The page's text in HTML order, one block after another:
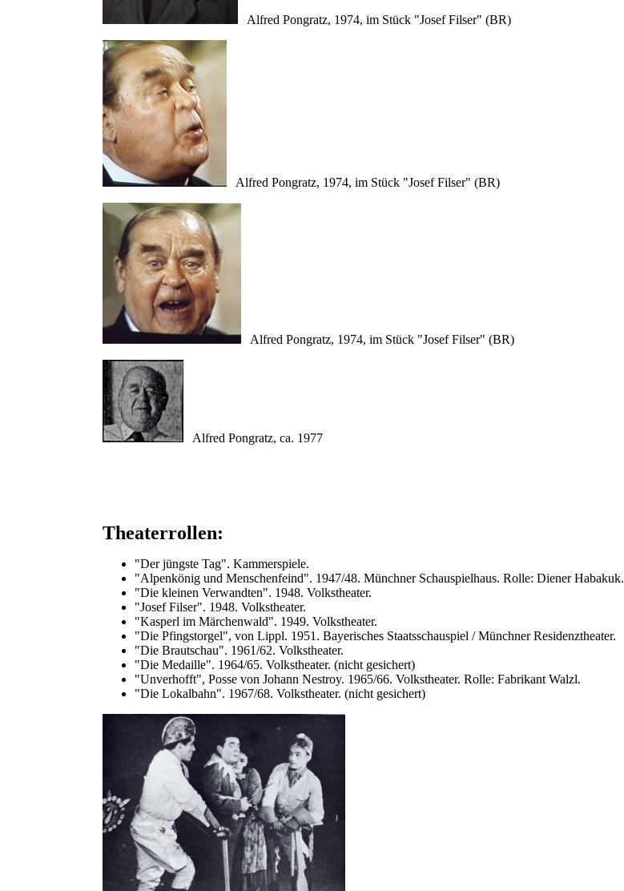
Alfred Pongratz, 1974, im Stück "Josef Filser" (BR)
Alfred Pongratz, 1974, im Stück "Josef Filser" (BR)
Alfred Pongratz, 1974, im Stück "Josef Filser" (BR)
Alfred Pongratz, ca. 1977
Theaterrollen:
"Der jüngste Tag". Kammerspiele.
"Alpenkönig und Menschenfeind". 1947/48. Münchner Schauspielhaus. Rolle: Diener Habakuk.
"Die kleinen Verwandten". 1948. Volkstheater.
"Josef Filser". 1948. Volkstheater.
"Kasperl im Märchenwald". 1949. Volkstheater.
"Die Pfingstorgel", von Lippl. 1951. Bayerisches Staatsschauspiel / Münchner Residenztheater.
"Die Brautschau". 1961/62. Volkstheater.
"Die Medaille". 1964/65. Volkstheater. (nicht gesichert)
"Unverhofft", Posse von Johann Nestroy. 1965/66. Volkstheater. Rolle: Fabrikant Walzl.
"Die Lokalbahn". 1967/68. Volkstheater. (nicht gesichert)